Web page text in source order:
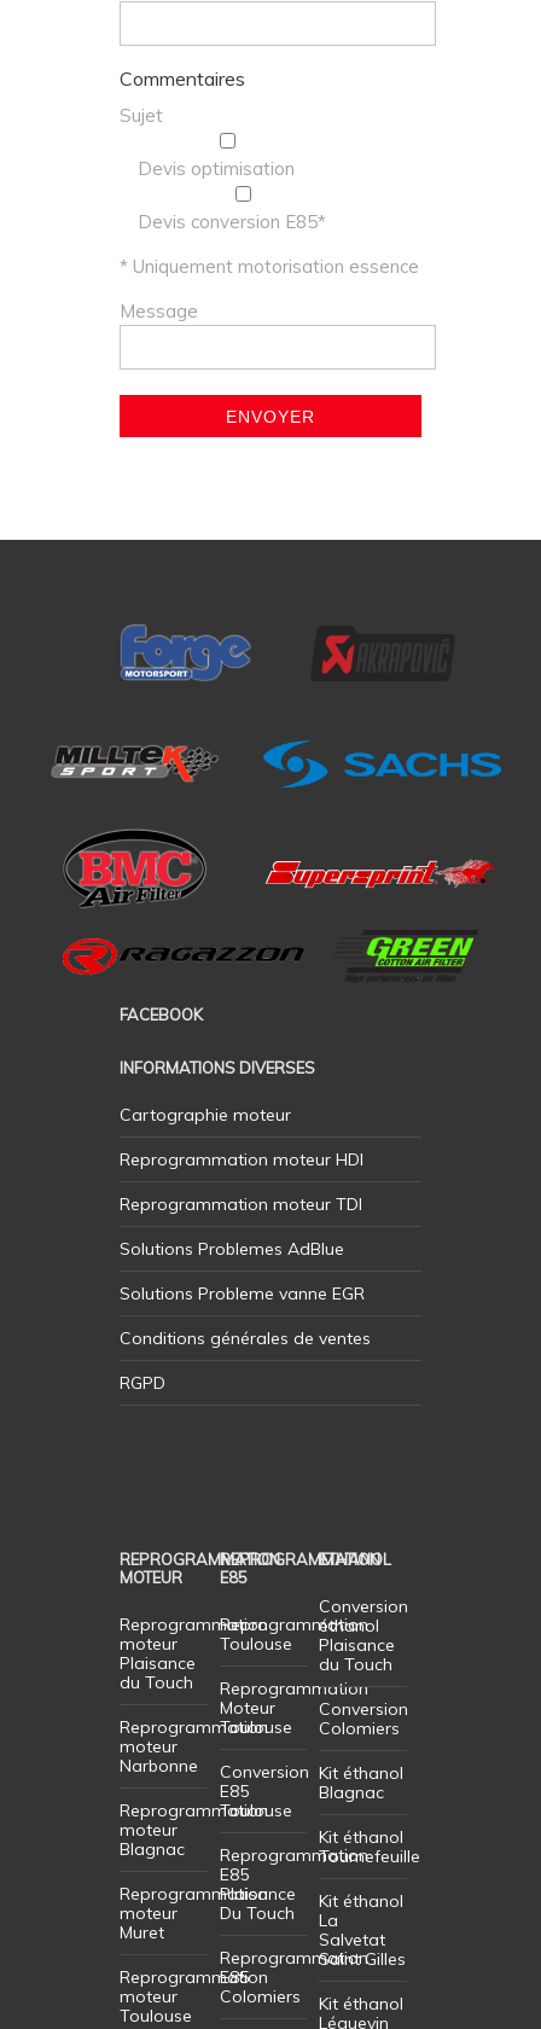
Commentaires
Sujet
Devis optimisation
Devis conversion E85*
* Uniquement motorisation essence
Message
FACEBOOK
INFORMATIONS DIVERSES
Cartographie moteur
Reprogrammation moteur HDI
Reprogrammation moteur TDI
Solutions Problemes AdBlue
Solutions Probleme vanne EGR
Conditions générales de ventes
RGPD
REPROGRAMMATION
MOTEUR
Reprogrammation
moteur
Plaisance
du Touch
Reprogrammation
moteur
Narbonne
Reprogrammation
moteur
Blagnac
Reprogrammation
moteur
Muret
Reprogrammation
moteur
Toulouse
REPROGRAMMATION
E85
Reprogrammation
Toulouse
Reprogrammation
Moteur
Toulouse
Conversion
E85
Toulouse
Reprogrammation
E85
Plaisance
Du Touch
Reprogrammation
E85
Colomiers
ETHANOL
Conversion
éthanol
Plaisance
du Touch
Conversion
Colomiers
Kit éthanol
Blagnac
Kit éthanol
Tournefeuille
Kit éthanol
La
Salvetat
Saint Gilles
Kit éthanol
Léguevin